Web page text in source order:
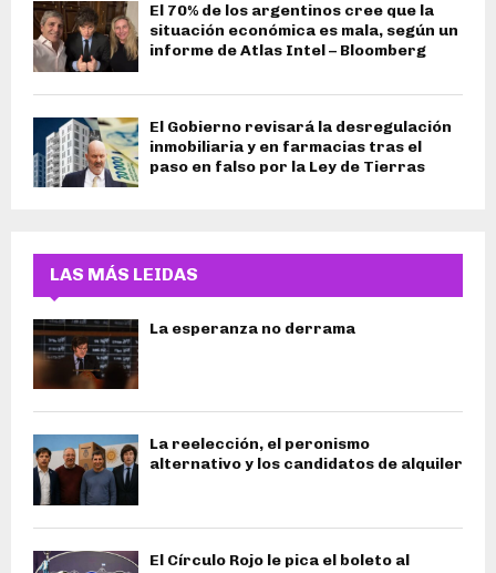
El 70% de los argentinos cree que la
situación económica es mala, según un
informe de Atlas Intel – Bloomberg
El Gobierno revisará la desregulación
inmobiliaria y en farmacias tras el
paso en falso por la Ley de Tierras
LAS MÁS LEIDAS
La esperanza no derrama
La reelección, el peronismo
alternativo y los candidatos de alquiler
El Círculo Rojo le pica el boleto al